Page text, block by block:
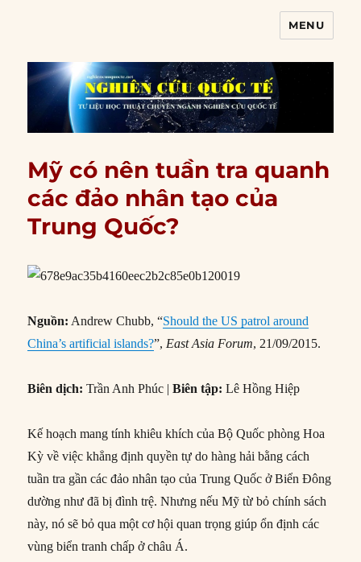
MENU
Mỹ có nên tuần tra quanh
các đảo nhân tạo của
Trung Quốc?
Nguồn: Andrew Chubb, “Should the US patrol around
China’s artificial islands?”, East Asia Forum, 21/09/2015.
Biên dịch: Trần Anh Phúc |Biên tập: Lê Hồng Hiệp
Kế hoạch mang tính khiêu khích của Bộ Quốc phòng Hoa
Kỳ về việc khẳng định quyền tự do hàng hải bằng cách
tuần tra gần các đảo nhân tạo của Trung Quốc ở Biển Đông
dường như đã bị đình trệ. Nhưng nếu Mỹ từ bỏ chính sách
này, nó sẽ bỏ qua một cơ hội quan trọng giúp ổn định các
vùng biển tranh chấp ở châu Á.